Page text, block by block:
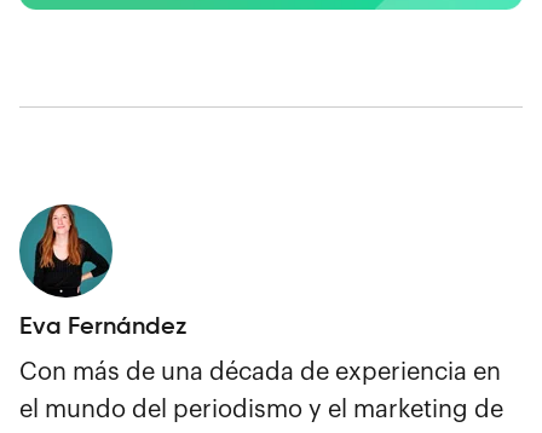
Eva Fernández
Con más de una década de experiencia en
el mundo del periodismo y el marketing de